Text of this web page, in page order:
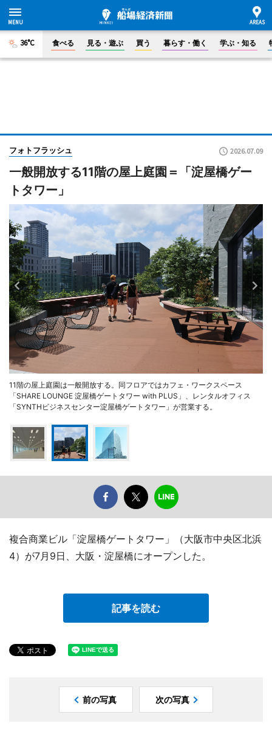
36°C 食べる 見る・遊ぶ 買う 暮らす・働く 学ぶ・知る
フォトフラッシュ 2026.07.09
一般開放する11階の屋上庭園＝「淀屋橋ゲー
トタワー」
11階の屋上庭園は一般開放する。同フロアではカフェ・ワークスペース
「SHARE LOUNGE 淀屋橋ゲートタワー with PLUS」、レンタルオフィス
「SYNTHビジネスセンター淀屋橋ゲートタワー」が営業する。
複合商業ビル「淀屋橋ゲートタワー」（大阪市中央区北浜
4）が7月9日、大阪・淀屋橋にオープンした。
記事を読む
前の写真 次の写真